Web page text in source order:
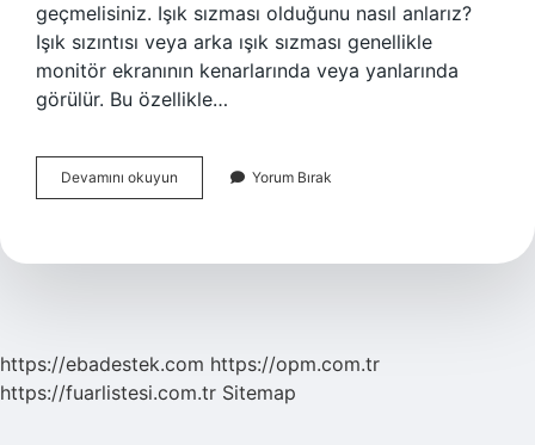
geçmelisiniz. Işık sızması olduğunu nasıl anlarız?
Işık sızıntısı veya arka ışık sızması genellikle
monitör ekranının kenarlarında veya yanlarında
görülür. Bu özellikle…
Devamını okuyun
Sızması
Yorum Bırak
https://ebadestek.com https://opm.com.tr
https://fuarlistesi.com.tr Sitemap